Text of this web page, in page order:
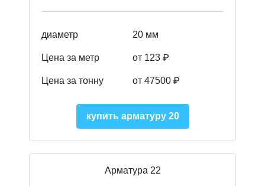
диаметр 20 мм
Цена за метр от 123 ₽
Цена за тонну от 47500 ₽
купить арматуру 20
Арматура 22